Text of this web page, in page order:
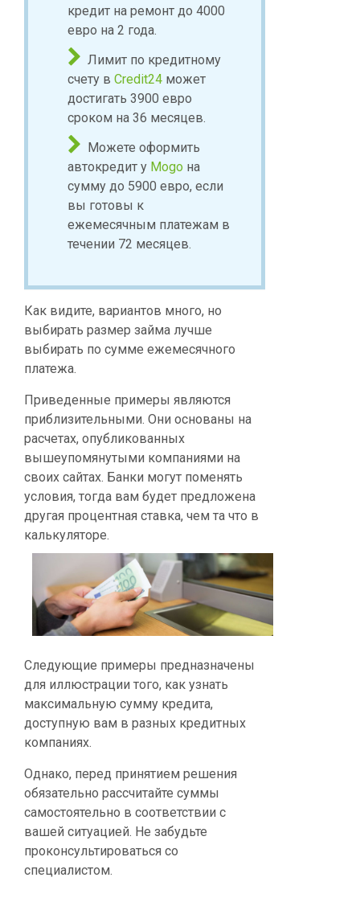
кредит на ремонт до 4000
евро на 2 года.
Лимит по кредитному
счету в Credit24 может
достигать 3900 евро
сроком на 36 месяцев.
Можете оформить
автокредит у Mogo на
сумму до 5900 евро, если
вы готовы к
ежемесячным платежам в
течении 72 месяцев.
Как видите, вариантов много, но
выбирать размер займа лучше
выбирать по сумме ежемесячного
платежа.
Приведенные примеры являются
приблизительными. Они основаны на
расчетах, опубликованных
вышеупомянутыми компаниями на
своих сайтах. Банки могут поменять
условия, тогда вам будет предложена
другая процентная ставка, чем та что в
калькуляторе.
Следующие примеры предназначены
для иллюстрации того, как узнать
максимальную сумму кредита,
доступную вам в разных кредитных
компаниях.
Однако, перед принятием решения
обязательно рассчитайте суммы
самостоятельно в соответствии с
вашей ситуацией. Не забудьте
проконсультироваться со
специалистом.